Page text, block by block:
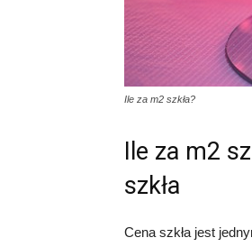
Ile za m2 szkła?
Ile za m2
szkła
Cena szkła jest